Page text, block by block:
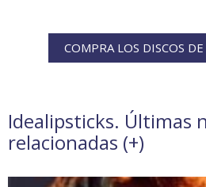
COMPRA LOS DISCOS
Idealipsticks. Últimas
relacionadas (+)